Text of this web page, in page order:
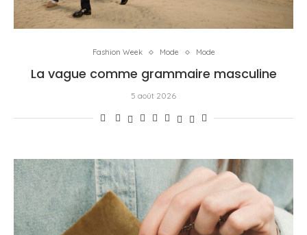
Fashion Week Mode Mode
La vague comme grammaire masculine
5 août 2026